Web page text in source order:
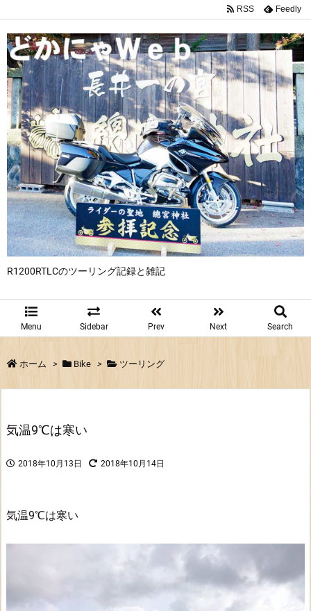
R1200RTLCのツーリング記録と雑記
Menu Sidebar Prev Next Search
RSS Feedly
ホーム > Bike > ツーリング
気温9℃は寒い
2018年10月13日 2018年10月14日
気温9℃は寒い